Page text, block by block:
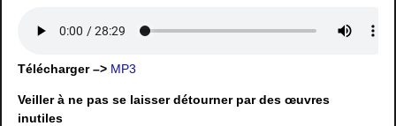
Télécharger –> MP3
Veiller à ne pas se laisser détourner par des œuvres
inutiles